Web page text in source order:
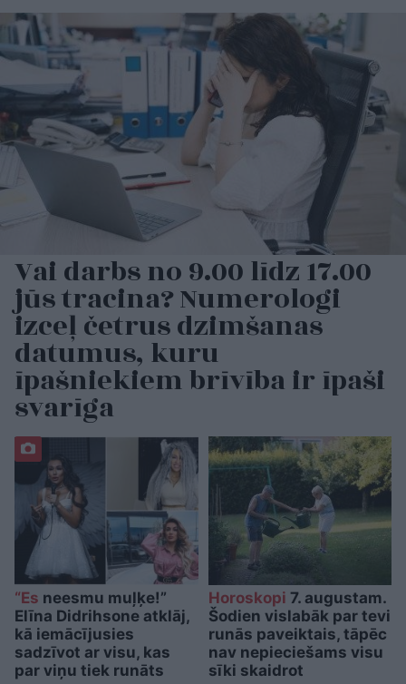
Vai darbs no 9.00 līdz 17.00
jūs tracina? Numerologi
izceļ četrus dzimšanas
datumus, kuru
īpašniekiem brīvība ir īpaši
svarīga
“Es neesmu muļķe!”
Elīna Didrihsone atklāj,
kā iemācījusies
sadzīvot ar visu, kas
par viņu tiek runāts
Horoskopi 7. augustam.
Šodien vislabāk par tevi
runās paveiktais, tāpēc
nav nepieciešams visu
sīki skaidrot